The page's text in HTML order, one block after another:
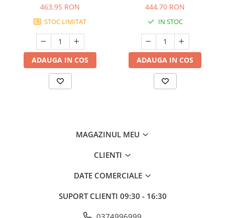
463,95 RON
STOC LIMITAT
ADAUGA IN COS
444,70 RON
IN STOC
ADAUGA IN COS
MAGAZINUL MEU
CLIENTI
DATE COMERCIALE
SUPORT CLIENTI 09:30 - 16:30